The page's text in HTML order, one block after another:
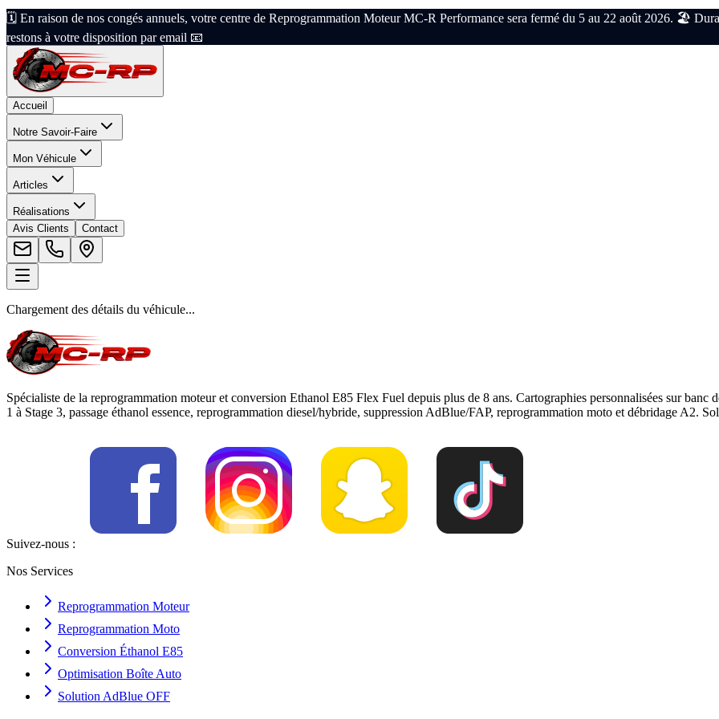
🗓️ En raison de nos congés annuels, votre centre de Reprogrammation Moteur MC-R Performance sera fermé du 5 au 22 août 2026. 🏖️
restons à votre disposition par email 📧
Accueil
Notre Savoir-Faire
Mon Véhicule
Articles
Réalisations
Avis Clients
Contact
Chargement des détails du véhicule...
Spécialiste de la reprogrammation moteur et conversion Ethanol E85 Flex Fuel depuis plus de 8 ans. Cartographies personnalisées sur
1 à Stage 3, passage éthanol essence, reprogrammation diesel/hybride, suppression AdBlue/FAP, reprogrammation moto et débridage A2.
Suivez-nous :
Nos Services
Reprogrammation Moteur
Reprogrammation Moto
Conversion Éthanol E85
Optimisation Boîte Auto
Solution AdBlue OFF